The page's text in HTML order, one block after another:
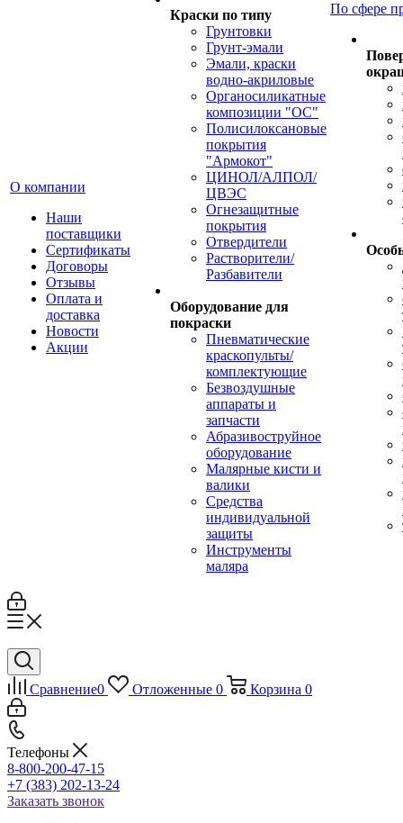
О компании
Наши
поставщики
Сертификаты
Договоры
Отзывы
Оплата и
доставка
Новости
Акции
Краски по типу
Грунтовки
Грунт-эмали
Эмали, краски
водно-акриловые
Органосиликатные
композиции "ОС"
Полисилоксановые
покрытия
"Армокот"
ЦИНОЛ/АЛПОЛ/
ЦВЭС
Огнезащитные
покрытия
Отвердители
Растворители/
Разбавители
Оборудование для
покраски
Пневматические
краскопульты/
комплектующие
Безвоздушные
аппараты и
запчасти
Абразивоструйное
оборудование
Малярные кисти и
валики
Средства
индивидуальной
защиты
Инструменты
маляра
По сфере
Сравнение0 Отложенные 0 Корзина 0
Телефоны
8-800-200-47-15
+7 (383) 202-13-24
Заказать звонок